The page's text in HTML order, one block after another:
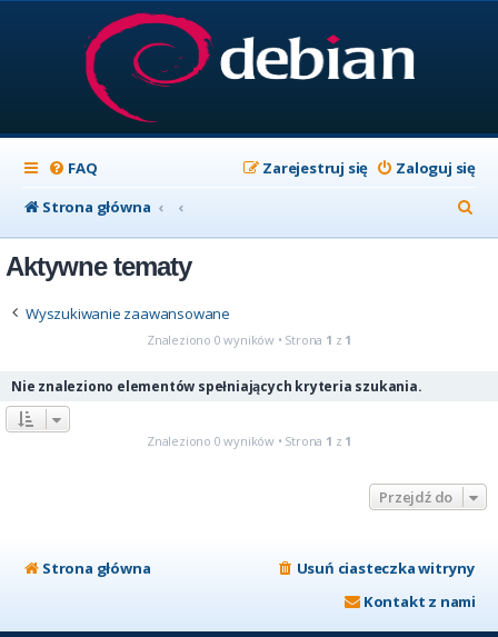
FAQ Zaloguj się
Zarejestruj się
Strona główna
z
Aktywne tematy
Wyszukiwanie zaawansowane
Znaleziono 0 wyników • Strona 1 z 1
Nie znaleziono elementów spełniających kryteria szukania.
Znaleziono 0 wyników • Strona 1 z 1
Przejdź do
Strona główna
Usuń ciasteczka witryny
Kontakt z nami